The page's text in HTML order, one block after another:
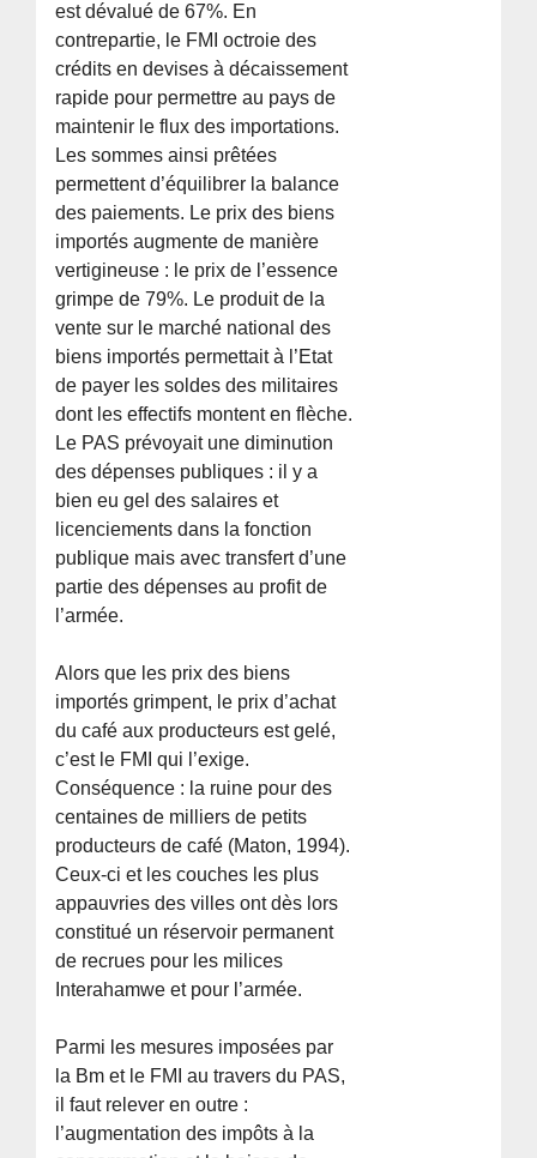
est dévalué de 67%. En
contrepartie, le FMI octroie des
crédits en devises à décaissement
rapide pour permettre au pays de
maintenir le flux des importations.
Les sommes ainsi prêtées
permettent d’équilibrer la balance
des paiements. Le prix des biens
importés augmente de manière
vertigineuse : le prix de l’essence
grimpe de 79%. Le produit de la
vente sur le marché national des
biens importés permettait à l’Etat
de payer les soldes des militaires
dont les effectifs montent en flèche.
Le PAS prévoyait une diminution
des dépenses publiques : il y a
bien eu gel des salaires et
licenciements dans la fonction
publique mais avec transfert d’une
partie des dépenses au profit de
l’armée.
Alors que les prix des biens
importés grimpent, le prix d’achat
du café aux producteurs est gelé,
c’est le FMI qui l’exige.
Conséquence : la ruine pour des
centaines de milliers de petits
producteurs de café (Maton, 1994).
Ceux-ci et les couches les plus
appauvries des villes ont dès lors
constitué un réservoir permanent
de recrues pour les milices
Interahamwe et pour l’armée.
Parmi les mesures imposées par
la Bm et le FMI au travers du PAS,
il faut relever en outre :
l’augmentation des impôts à la